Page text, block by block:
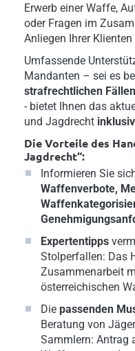
Erwerb einer Waffe,
oder Fragen im
Anliegen Ihrer
Umfassende
Mandanten – sei es
strafrechtlichen
- bietet Ihnen das
und Jagdrecht
Die Vorteile des
Jagdrecht“:
Informieren Sie
Waffenverbote,
Expertentipps
Stolperfallen: Das
Zusammenarbeit
österreichischen
Die passenden
Beratung von
Sammlern: Antrag